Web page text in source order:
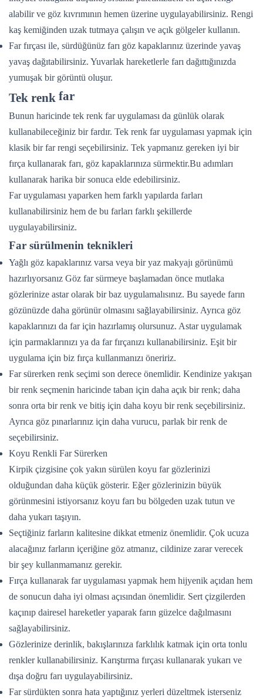
alabilir ve göz kıvrımının hemen üzerine uygulayabilirsiniz. Rengi
kaş kemiğinden uzak tutmaya çalışın ve açık gölgeler kullanın.
Far fırçası ile, sürdüğünüz farı göz kapaklarınız üzerinde yavaş
yavaş dağıtabilirsiniz. Yuvarlak hareketlerle farı dağıttığınızda
yumuşak bir görüntü oluşur.
Tek renk far
Bunun haricinde tek renk far uygulaması da günlük olarak
kullanabileceğiniz bir fardır. Tek renk far uygulaması yapmak için
klasik bir far rengi seçebilirsiniz. Tek yapmanız gereken iyi bir
fırça kullanarak farı, göz kapaklarınıza sürmektir.Bu adımları
kullanarak harika bir sonuca elde edebilirsiniz.
Far uygulaması yaparken hem farklı yapılarda farları
kullanabilirsiniz hem de bu farları farklı şekillerde
uygulayabilirsiniz.
Far sürülmenin teknikleri
Yağlı göz kapaklarınız varsa veya bir yaz makyajı görünümü
hazırlıyorsanız Göz far sürmeye başlamadan önce mutlaka
gözlerinize astar olarak bir baz uygulamalısınız. Bu sayede farın
gözünüzde daha görünür olmasını sağlayabilirsiniz. Ayrıca göz
kapaklarınızı da far için hazırlamış olursunuz. Astar uygulamak
için parmaklarınızı ya da far fırçanızı kullanabilirsiniz. Eşit bir
uygulama için biz fırça kullanmanızı öneririz.
Far sürerken renk seçimi son derece önemlidir. Kendinize yakışan
bir renk seçmenin haricinde taban için daha açık bir renk; daha
sonra orta bir renk ve bitiş için daha koyu bir renk seçebilirsiniz.
Ayrıca göz pınarlarınız için daha vurucu, parlak bir renk de
seçebilirsiniz.
Koyu Renkli Far Sürerken
Kirpik çizgisine çok yakın sürülen koyu far gözlerinizi
olduğundan daha küçük gösterir. Eğer gözlerinizin büyük
görünmesini istiyorsanız koyu farı bu bölgeden uzak tutun ve
daha yukarı taşıyın.
Seçtiğiniz farların kalitesine dikkat etmeniz önemlidir. Çok ucuza
alacağınız farların içeriğine göz atmanız, cildinize zarar verecek
bir şey kullanmamanız gerekir.
Fırça kullanarak far uygulaması yapmak hem hijyenik açıdan hem
de sonucun daha iyi olması açısından önemlidir. Sert çizgilerden
kaçınıp dairesel hareketler yaparak farın güzelce dağılmasını
sağlayabilirsiniz.
Gözlerinize derinlik, bakışlarınıza farklılık katmak için orta tonlu
renkler kullanabilirsiniz. Karıştırma fırçası kullanarak yukarı ve
dışa doğru farı uygulayabilirsiniz.
Far sürdükten sonra hata yaptığınız yerleri düzeltmek isterseniz